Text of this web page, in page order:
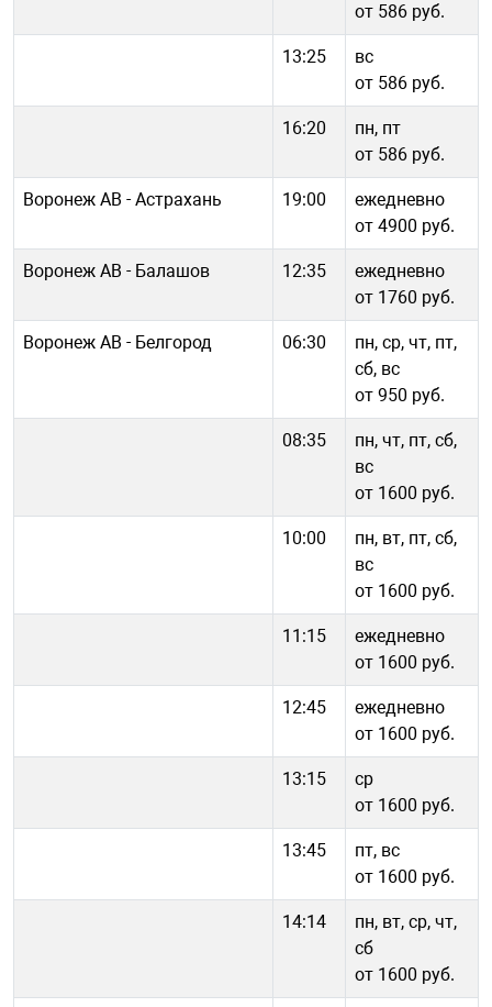
от 586 руб.
13:25
вс
от 586 руб.
16:20
пн, пт
от 586 руб.
Воронеж АВ - Астрахань 19:00
ежедневно
от 4900 руб.
Воронеж АВ - Балашов 12:35
ежедневно
от 1760 руб.
Воронеж АВ - Белгород 06:30
пн, ср, чт, пт,
сб, вс
от 950 руб.
08:35
пн, чт, пт, сб,
вс
от 1600 руб.
10:00
пн, вт, пт, сб,
вс
от 1600 руб.
11:15
ежедневно
от 1600 руб.
12:45
ежедневно
от 1600 руб.
13:15
ср
от 1600 руб.
13:45
пт, вс
от 1600 руб.
14:14
пн, вт, ср, чт,
сб
от 1600 руб.